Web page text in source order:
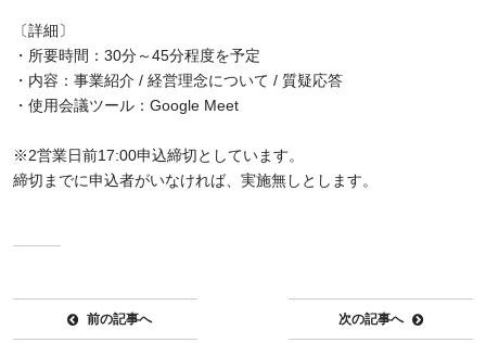
〔詳細〕
・所要時間：30分～45分程度を予定
・内容：事業紹介 / 経営理念について / 質疑応答
・使用会議ツール： Google Meet
※2営業日前17:00申込締切としています。
締切までに申込者がいなければ、実施無しとします。
前の記事へ 次の記事へ